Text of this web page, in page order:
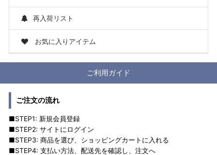
再入荷リスト
お気に入りアイテム
ご利用ガイド
ご注文の流れ
■STEP1: 新規会員登録
■STEP2: サイトにログイン
■STEP3: 商品を選び、ショッピングカートに入れる
■STEP4: 支払い方法、配送先を確認し、注文へ